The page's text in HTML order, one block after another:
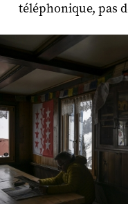
téléphonique, pas